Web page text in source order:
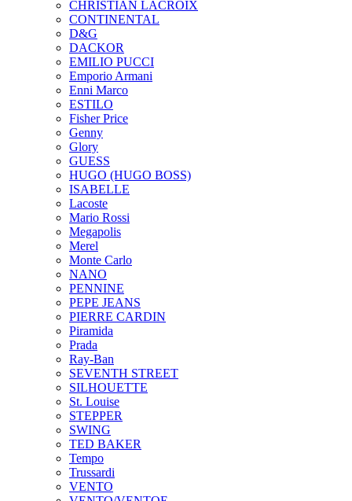
CHRISTIAN LACROIX
CONTINENTAL
D&G
DACKOR
EMILIO PUCCI
Emporio Armani
Enni Marco
ESTILO
Fisher Price
Genny
Glory
GUESS
HUGO (HUGO BOSS)
ISABELLE
Lacoste
Mario Rossi
Megapolis
Merel
Monte Carlo
NANO
PENNINE
PEPE JEANS
PIERRE CARDIN
Piramida
Prada
Ray-Ban
SEVENTH STREET
SILHOUETTE
St. Louise
STEPPER
SWING
TED BAKER
Tempo
Trussardi
VENTO